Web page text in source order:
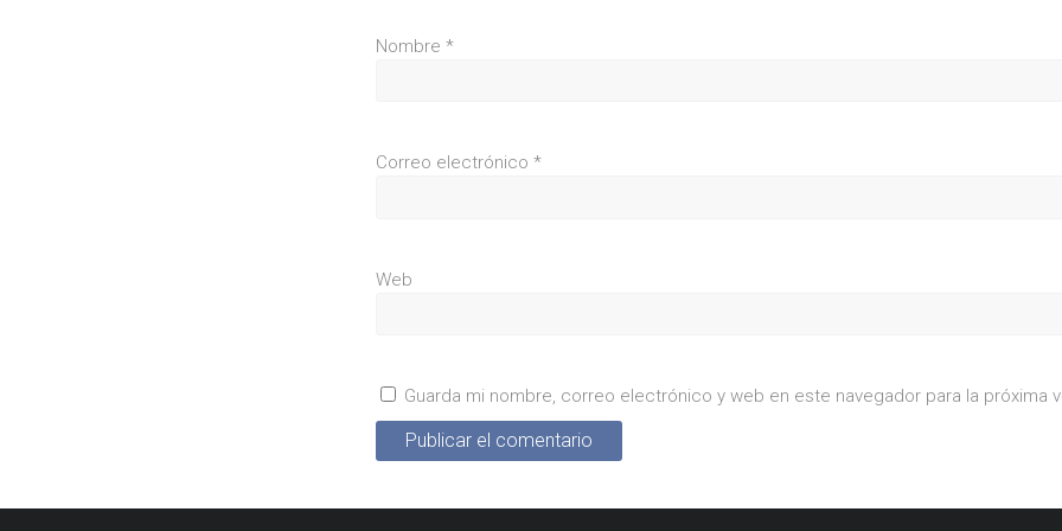
Nombre *
Correo electrónico *
Web
Guarda mi nombre, correo electrónico y web en este navegador para la próxima